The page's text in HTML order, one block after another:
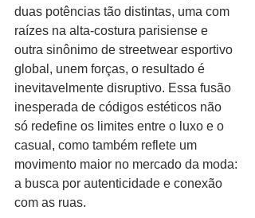
duas potências tão distintas, uma com
raízes na alta-costura parisiense e
outra sinônimo de streetwear esportivo
global, unem forças, o resultado é
inevitavelmente disruptivo. Essa fusão
inesperada de códigos estéticos não
só redefine os limites entre o luxo e o
casual, como também reflete um
movimento maior no mercado da moda:
a busca por autenticidade e conexão
com as ruas.